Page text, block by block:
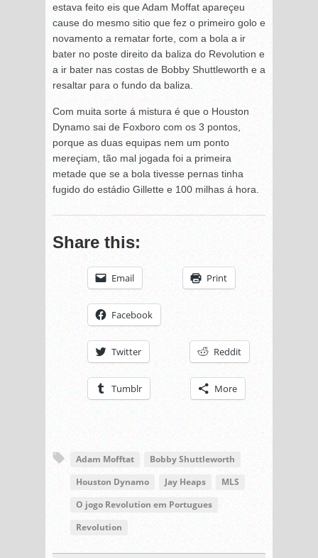
estava feito eis que Adam Moffat apareçeu
cause do mesmo sitio que fez o primeiro golo e
novamento a rematar forte, com a bola a ir
bater no poste direito da baliza do Revolution e
a ir bater nas costas de Bobby Shuttleworth e a
resaltar para o fundo da baliza.
Com muita sorte á mistura é que o Houston
Dynamo sai de Foxboro com os 3 pontos,
porque as duas equipas nem um ponto
mereçiam, tão mal jogada foi a primeira
metade que se a bola tivesse pernas tinha
fugido do estádio Gillette e 100 milhas á hora.
Share this:
Email Print
Facebook
Twitter Reddit
Tumblr More
Adam Mofftat
Bobby Shuttleworth
Houston Dynamo
Jay Heaps
MLS
O jogo Revolution em Portugues
Revolution